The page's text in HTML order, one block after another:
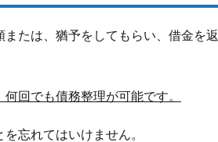
たは、猶予をしてもらい、借金を返
回でも債務整理が可能です。
忘れてはいけません。